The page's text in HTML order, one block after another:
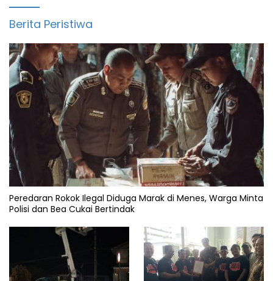
Berita Peristiwa
Peredaran Rokok Ilegal Diduga Marak di Menes, Warga Minta
Polisi dan Bea Cukai Bertindak